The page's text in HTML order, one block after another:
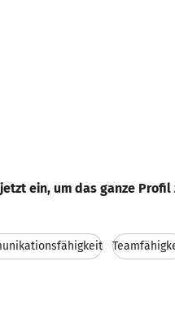
ein, um das ganze Profil